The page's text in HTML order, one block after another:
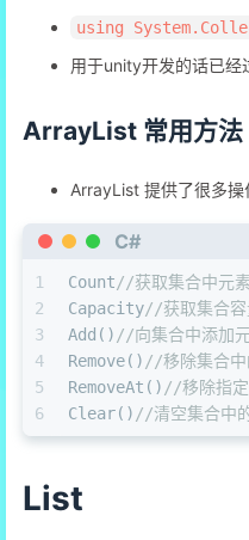
using
用于unity开发的话已经
ArrayList 常用方法
ArrayList 提供了很多操
C#
1
2
3
4
5
6
Count//获取集合中元
Capacity//获取集合容
Add() //向集合中添加
Remove() //移除集合中
RemoveAt() //移除指定
Clear() //清空集合中
List